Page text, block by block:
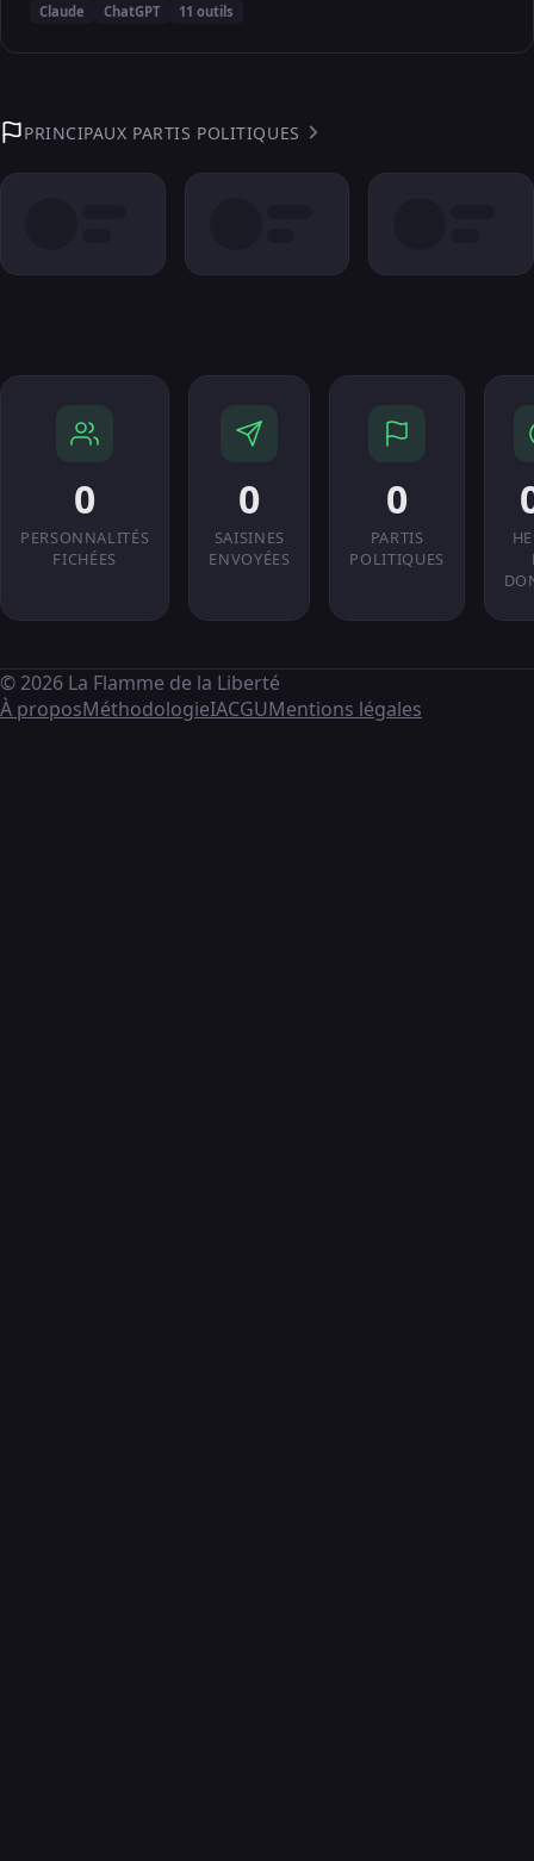
Claude ChatGPT 11 outils
PRINCIPAUX PARTIS POLITIQUES
0
PERSONNALITÉS
FICHÉES
0
SAISINES
ENVOYÉES
0
PARTIS
POLITIQUES
© 2026 La Flamme de la Liberté
À proposMéthodologieIACGUMentions légales